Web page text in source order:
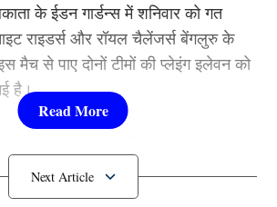
के ईडन गार्डन्स में शनिवार को गत
राइडर्स और रॉयल चैलेंजर्स बेंगलुरु के
मैच से पाए दोनों टीमों की प्लेइंग इलेवन को
है।
पहले मुकाबले में उतरेगी। तो आइए जानते है
हो सकती है केकेआर और आरसीबी की